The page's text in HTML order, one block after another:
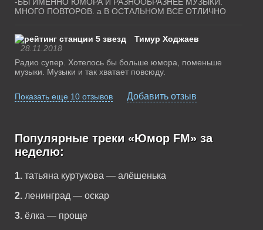
МНОГО ПОВТОРОВ. а В ОСТАЛЬНОМ ВСЕ ОТЛИЧНО
Тимур Ходжаев
28.11.2018
Радио супер. Хотелось бы больше юмора, поменьше
музыки. Музыки и так хватает повсюду.
Показать еще 10 отзывов Добавить отзыв
Популярные треки «Юмор FM» за
неделю:
1. татьяна куртукова — алёшенька
2. ленинград — оскар
3. ёлка — проще